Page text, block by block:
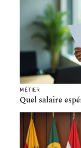
MÉTIER
Quel salaire